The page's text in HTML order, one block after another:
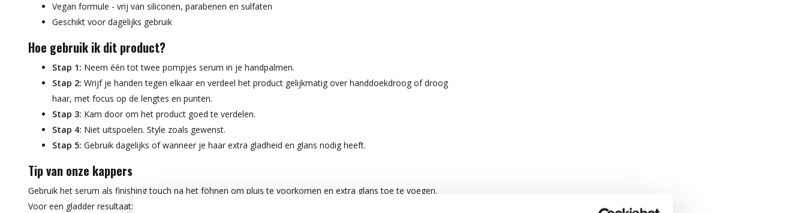
Vegan formule - vrij van siliconen, parabenen en sulfaten
Geschikt voor dagelijks gebruik
Hoe gebruik ik dit product?
Stap 1: Neem één tot twee pompjes serum in je handpalmen.
Stap 2: Wrijf je handen tegen elkaar en verdeel het product gelijkmatig over handdoekdroog of droog
haar, met focus op de lengtes en punten.
Stap 3: Kam door om het product goed te verdelen.
Stap 4: Niet uitspoelen. Style zoals gewenst.
Stap 5: Gebruik dagelijks of wanneer je haar extra gladheid en glans nodig heeft.
Tip van onze kappers
Gebruik het serum als finishing touch na het föhnen om pluis te voorkomen en extra glans toe te voegen.
Voor een gladder resultaat: combineer met de